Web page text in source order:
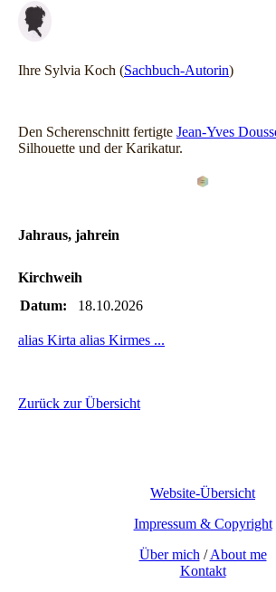
Ihre Sylvia Koch (Sachbuch-Autorin)
Den Scherenschnitt fertigte Jean-Yves
Silhouette und der Karikatur.
Jahraus, jahrein
Kirchweih
Datum:
18.10.2026
alias Kirta alias Kirmes ...
Zurück zur Übersicht
Website-Übersicht
Impressum & Copyright
Über mich /About me
Kontakt